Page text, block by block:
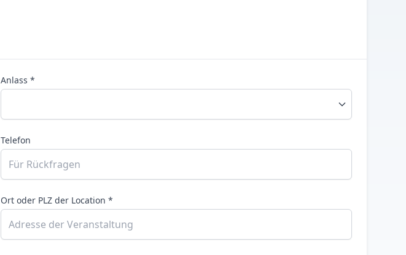
Anlass *
Telefon
Ort oder PLZ der Location *